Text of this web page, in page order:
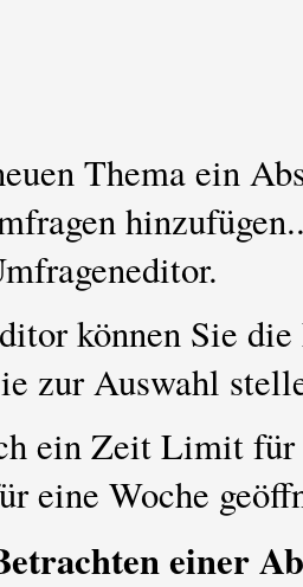
Thema ein
können Sie
zur Auswahl
ein Zeit Limit
eine Woche
einer